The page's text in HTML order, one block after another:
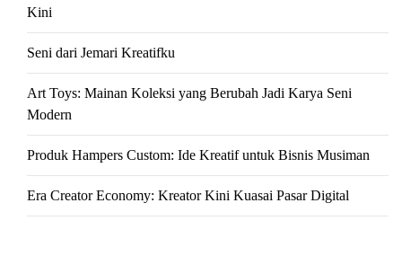
Kini
Seni dari Jemari Kreatifku
Art Toys: Mainan Koleksi yang Berubah Jadi Karya Seni
Modern
Produk Hampers Custom: Ide Kreatif untuk Bisnis Musiman
Era Creator Economy: Kreator Kini Kuasai Pasar Digital